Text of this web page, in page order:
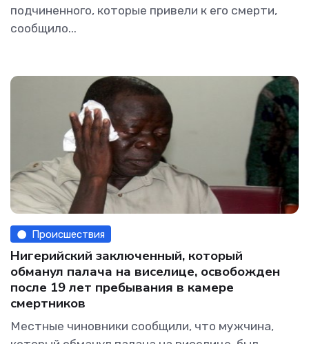
подчиненного, которые привели к его смерти,
сообщило...
Происшествия
Нигерийский заключенный, который
обманул палача на виселице, освобожден
после 19 лет пребывания в камере
смертников
Местные чиновники сообщили, что мужчина,